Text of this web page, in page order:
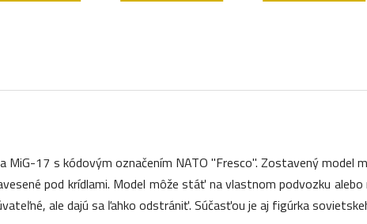
MiG-17 s kódovým označením NATO "Fresco". Zostavený model
pod krídlami. Model môže stáť na vlastnom podvozku
ale dajú sa ľahko odstrániť. Súčasťou je aj figúrka